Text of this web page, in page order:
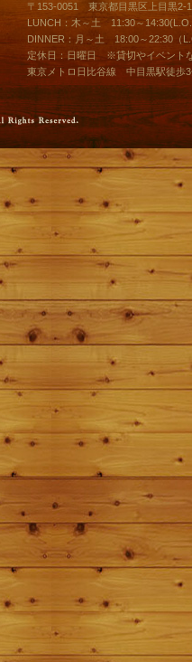
〒153-0051 東京都目黒区上目黒2-
LUNCH：木～土 11:30～
DINNER：月～土 18:00～22:30（
定休日：日曜日 ※貸切やイベント
東京メトロ日比谷線 中目黒駅徒歩